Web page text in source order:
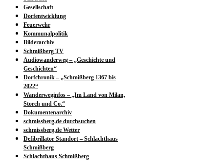
Gesellschaft
Dorfentwicklung
Feuerwehr
Kommunalpolitik
Bilderarchiv
Schmißberg TV
Audiowanderweg – „Geschichte und
Geschichten“
Dorfchronik – „Schmißberg 1367 bis
2022“
Wanderweginfos – „Im Land von Milan,
Storch und Co.“
Dokumentenarchiv
schmissberg.de durchsuchen
schmissberg.de Wetter
Defibrillator Standort – Schlachthaus
Schmißberg
Schlachthaus Schmißberg